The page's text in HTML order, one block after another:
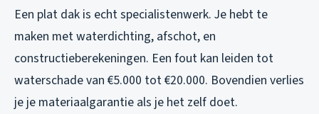
Een plat dak is echt specialistenwerk. Je hebt te
maken met waterdichting, afschot, en
constructieberekeningen. Een fout kan leiden tot
waterschade van €5.000 tot €20.000. Bovendien verlies
je je materiaalgarantie als je het zelf doet.